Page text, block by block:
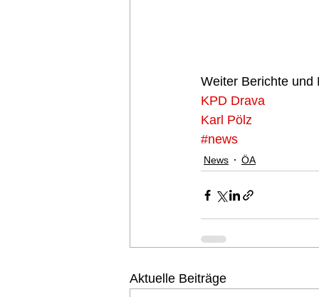
Weiter Berichte und
KPD Drava
Karl Pölz
#news
News ÖA
Aktuelle Beiträge